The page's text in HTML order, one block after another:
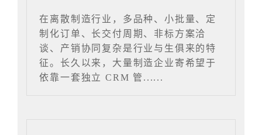
在离散制造行业，多品种、小批量、定
制化订单、长交付周期、非标方案洽
谈、产销协同复杂是行业与生俱来的特
征。长久以来，大量制造企业寄希望于
依靠一套独立 CRM 管......